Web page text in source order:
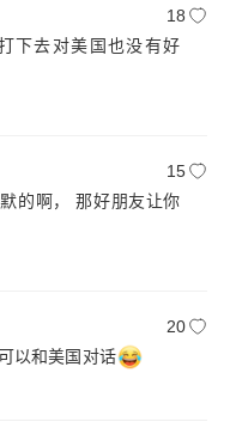
18
下去对美国也没有好
15
那好朋友让你
20
以和美国对话